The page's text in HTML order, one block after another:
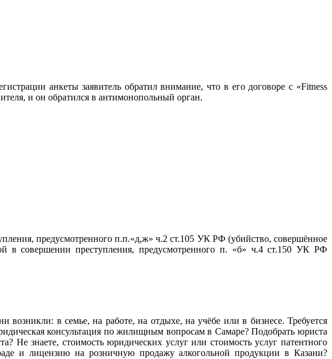
анкеты заявитель обратил внимание, что в его договоре с «Fitness
и он обратился в антимонопольный орган.
предусмотренного п.п.«д,ж» ч.2 ст.105 УК РФ (убийство, совершённое
в совершении преступления, предусмотренного п. «б» ч.4 ст.150 УК РФ
в семье, на работе, на отдыхе, на учёбе или в бизнесе. Требуется
консультация по жилищным вопросам в Самаре? Подобрать юриста
Не знаете, стоимость юридических услуг или стоимость услуг патентного
и лицензию на розничную продажу алкогольной продукции в Казани?